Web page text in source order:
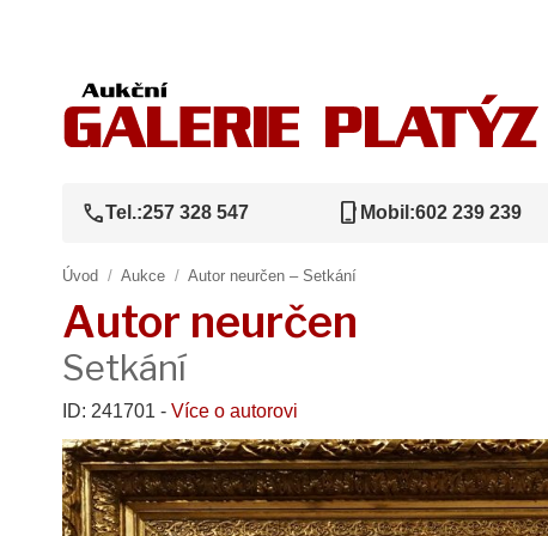
callTel.:257 328 547 phone_iphone Mobil:602 239 239
Úvod / Aukce / Autor neurčen – Setkání
Autor neurčen
Setkání
ID: 241701 - Více o autorovi